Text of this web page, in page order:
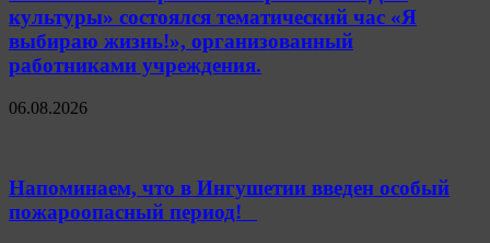
культуры» состоялся тематический час «Я
выбираю жизнь!», организованный
работниками учреждения.
06.08.2026
Напоминаем, что в Ингушетии введен особый
пожароопасный период!⁣⁣⠀